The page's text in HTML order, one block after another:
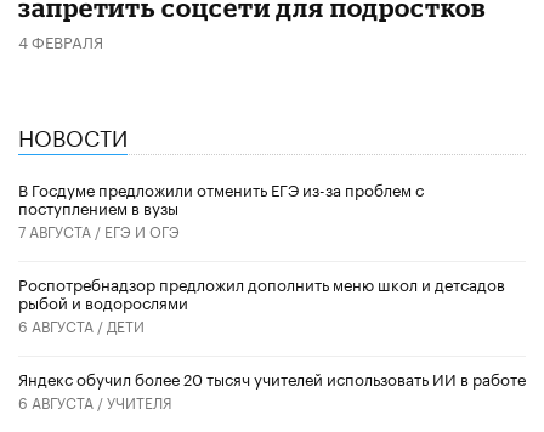
запретить соцсети для подростков
4 ФЕВРАЛЯ
НОВОСТИ
В Госдуме предложили отменить ЕГЭ из-за проблем с
поступлением в вузы
7 АВГУСТА / ЕГЭ И ОГЭ
Роспотребнадзор предложил дополнить меню школ и детсадов
рыбой и водорослями
6 АВГУСТА / ДЕТИ
​Яндекс обучил более 20 тысяч учителей использовать ИИ в работе
6 АВГУСТА /УЧИТЕЛЯ